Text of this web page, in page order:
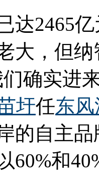
达2465
大，但
确实进
圩任东
的自主
60%和